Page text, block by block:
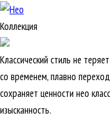
Коллекция
Классический стиль не
со временем, плавно
сохраняет ценности нео
изысканность.